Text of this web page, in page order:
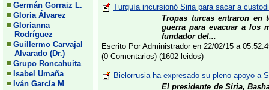
Germán Gorraiz L.
Gloria Álvarez
Glorianna
Rodríguez
Guillermo Carvajal
Alvarado (Dr.)
Grupo Roncahuita
Isabel Umaña
Iván García M
Turquía incursionó Siria para sacar a
Tropas turcas entraron en
guerra para evacuar a los
fundador del...
Escrito Por Administrador en 22/02/15 a
(0 Comentarios) (1602 leidos)
Bielorrusia ha expresado su pleno apoyo a
El presidente de Siria,